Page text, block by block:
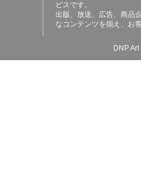
ビスです。
出版、放送、広告、商品
なコンテンツを揃え、お
DNP